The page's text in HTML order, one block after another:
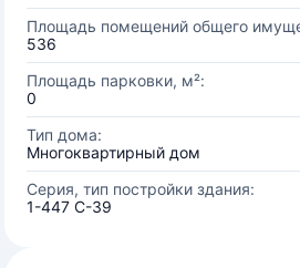
Площадь помещений общего
536
Площадь парковки, м²:
0
Тип дома:
Многоквартирный дом
Серия, тип постройки здания:
1-447 С-39